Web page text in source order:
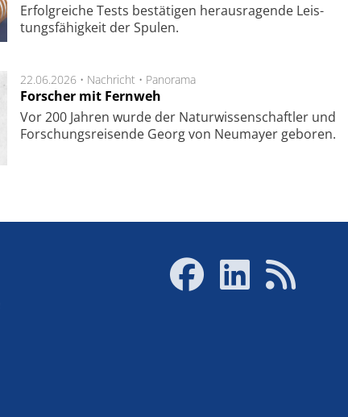
Er­folg­rei­che Tests be­stä­ti­gen he­raus­ra­gen­de Leis­
tungs­fä­hig­keit der Spu­len.
22.06.2026 • Nachricht • Panorama
Forscher mit Fernweh
Vor 200 Jahren wurde der Naturwissenschaftler und
Forschungsreisende Georg von Neumayer geboren.